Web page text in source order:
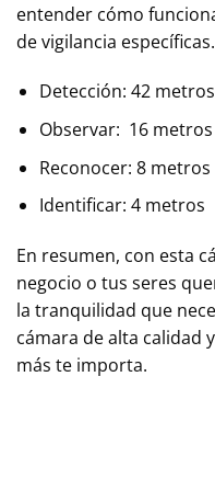
entender cómo
de vigilancia específicas.
Detección: 42 metros
Observar: 16 metros
Reconocer: 8 metros
Identificar: 4 metros
En resumen, con esta
negocio o tus seres
la tranquilidad que
cámara de alta calidad
más te importa.